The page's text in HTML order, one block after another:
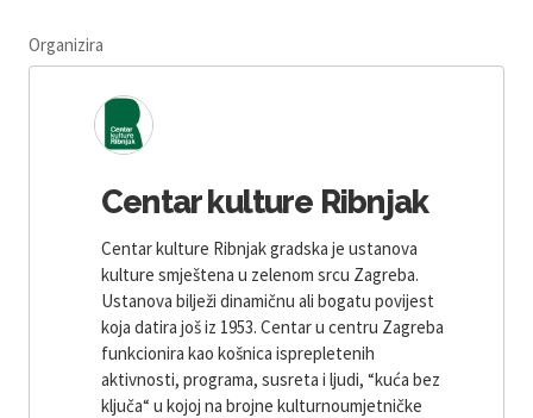
Organizira
Centar kulture Ribnjak
Centar kulture Ribnjak gradska je ustanova
kulture smještena u zelenom srcu Zagreba.
Ustanova bilježi dinamičnu ali bogatu povijest
koja datira još iz 1953. Centar u centru Zagreba
funkcionira kao košnica isprepletenih
aktivnosti, programa, susreta i ljudi, “kuća bez
ključa“ u kojoj na brojne kulturnoumjetničke